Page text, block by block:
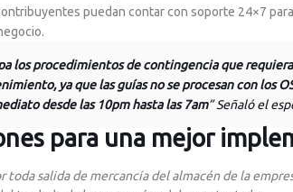
puedan contar con soporte 24×7
los procedimientos de contingencia que
ya que las guías no se procesan con los
desde las 10pm hasta las 7am”Señaló el
para una mejor
toda salida de mercancía del almacén de la